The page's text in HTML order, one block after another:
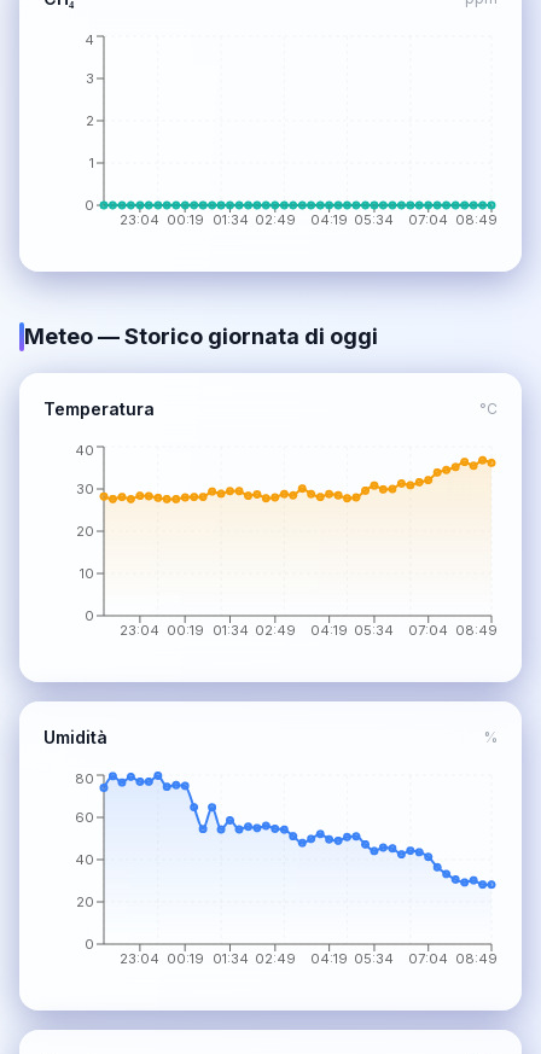
23:04 00:19 01:34 02:49 04:19 05:34 07:04 08:49
0
1
2
3
4
Meteo— Storico giornata di oggi
Temperatura °C
23:04 00:19 01:34 02:49 04:19 05:34 07:04 08:49
0
10
20
30
40
Umidità %
23:04 00:19 01:34 02:49 04:19 05:34 07:04 08:49
0
20
40
60
80